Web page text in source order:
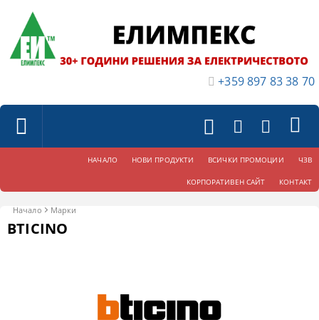
+359 897 83 38 70
НАЧАЛО НОВИ ПРОДУКТИ ВСИЧКИ ПРОМОЦИИ ЧЗВ
КОРПОРАТИВЕН САЙТ КОНТАКТ
Начало Марки
BTICINO